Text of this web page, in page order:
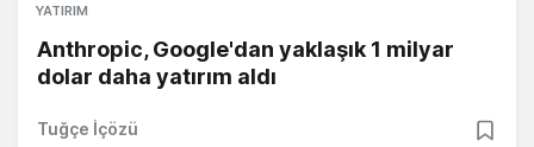
YATIRIM
Anthropic, Google'dan yaklaşık 1 milyar
dolar daha yatırım aldı
Tuğçe İçözü